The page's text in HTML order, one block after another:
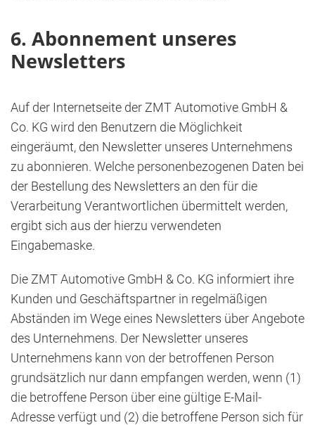
6. Abonnement unseres
Newsletters
Auf der Internetseite der ZMT Automotive GmbH &
Co. KG wird den Benutzern die Möglichkeit
eingeräumt, den Newsletter unseres Unternehmens
zu abonnieren. Welche personenbezogenen Daten bei
der Bestellung des Newsletters an den für die
Verarbeitung Verantwortlichen übermittelt werden,
ergibt sich aus der hierzu verwendeten
Eingabemaske.
Die ZMT Automotive GmbH & Co. KG informiert ihre
Kunden und Geschäftspartner in regelmäßigen
Abständen im Wege eines Newsletters über Angebote
des Unternehmens. Der Newsletter unseres
Unternehmens kann von der betroffenen Person
grundsätzlich nur dann empfangen werden, wenn (1)
die betroffene Person über eine gültige E-Mail-
Adresse verfügt und (2) die betroffene Person sich für